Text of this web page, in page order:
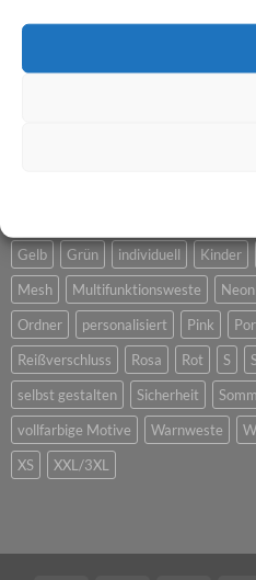
Gelb
Grün individuell Kinder
Mesh
Multifunktionsweste
Ordner
personalisiert Pink
Reißverschluss
Rosa Rot S
selbst gestalten
Sicherheit
vollfarbige Motive
Warnweste
XS
XXL/3XL